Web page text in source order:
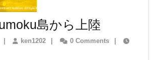
島から上陸
2017
ken1202ken12020 Comments